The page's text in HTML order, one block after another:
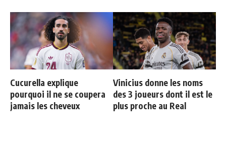
Cucurella explique
pourquoi il ne se coupera
jamais les cheveux
Vinicius donne les noms
des 3 joueurs dont il est le
plus proche au Real